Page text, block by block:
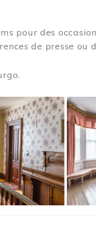
pour des
de presse ou